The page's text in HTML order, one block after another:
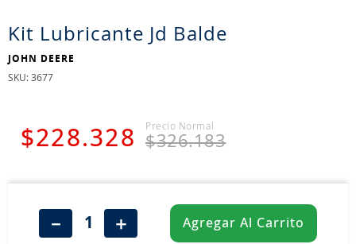
Kit Lubricante Jd Balde
JOHN DEERE
: 3677
$228.328 $326.183
＋
－ Agregar Al Carrito
9.
255
10. neumáticos 235